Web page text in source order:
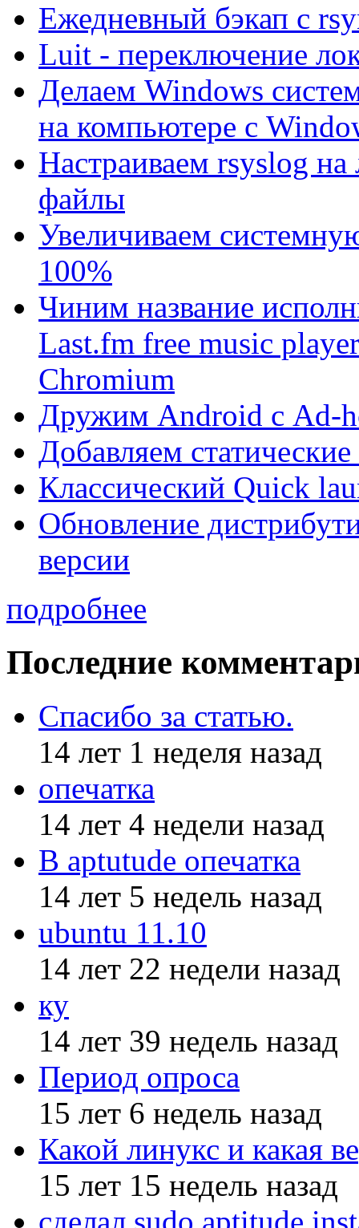
Ежедневный бэкап с
Luit - переключение
Делаем Windows
на компьютере с
Настраиваем rsyslog на
файлы
Увеличиваем
100%
Чиним название
Last.fm free music
Chromium
Дружим Android с Ad-
Добавляем
Классический Quick
Обновление
версии
подробнее
Последние
Спасибо за статью.
14 лет 1 неделя назад
опечатка
14 лет 4 недели назад
В aptutude опечатка
14 лет 5 недель назад
ubuntu 11.10
14 лет 22 недели назад
ку
14 лет 39 недель назад
Период опроса
15 лет 6 недель назад
Какой линукс и какая
15 лет 15 недель назад